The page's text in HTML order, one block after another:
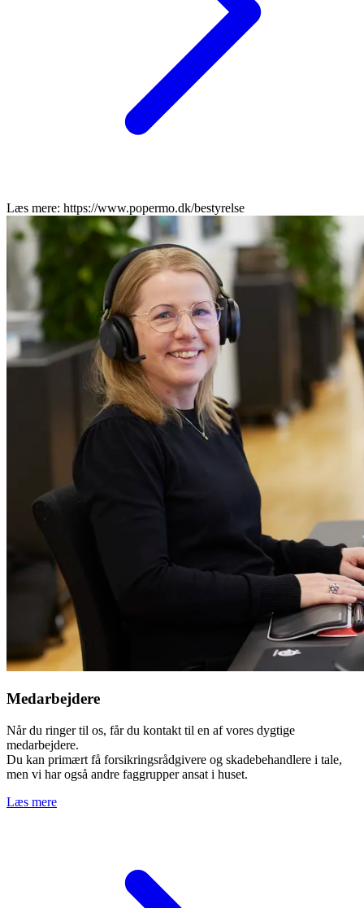
Læs mere: https://www.popermo.dk/bestyrelse
Medarbejdere
Når du ringer til os, får du kontakt til en af vores dygtige
medarbejdere.
Du kan primært få forsikringsrådgivere og skadebehandlere i tale,
men vi har også andre faggrupper ansat i huset.
Læs mere